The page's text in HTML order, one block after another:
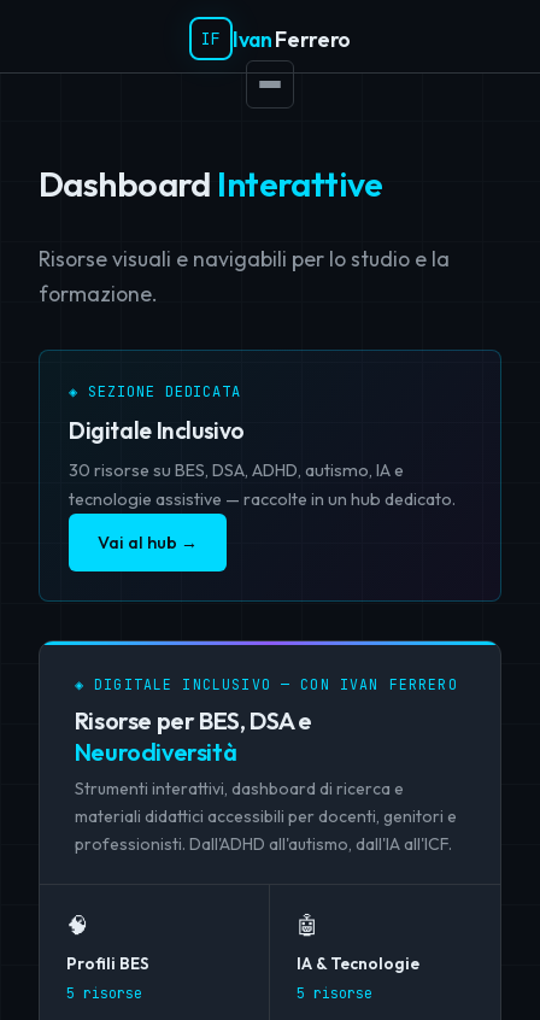
IF IvanFerrero
Dashboard Interattive
Risorse visuali e navigabili per lo studio e la
formazione.
◈ SEZIONE DEDICATA
Digitale Inclusivo
30 risorse su BES, DSA, ADHD, autismo, IA e
tecnologie assistive — raccolte in un hub dedicato.
Vai al hub →
◈ DIGITALE INCLUSIVO — CON IVAN FERRERO
Risorse per BES, DSA e
Neurodiversità
Strumenti interattivi, dashboard di ricerca e
materiali didattici accessibili per docenti, genitori e
professionisti. Dall'ADHD all'autismo, dall'IA all'ICF.
🧠
Profili BES
5 risorse
🤖
IA & Tecnologie
5 risorse